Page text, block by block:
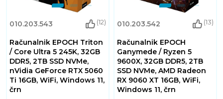
010.203.543 (12)
Računalnik EPOCH Triton
/ Core Ultra 5 245K, 32GB
DDR5, 2TB SSD NVMe,
nVidia GeForce RTX 5060
Ti 16GB, WiFi, Windows 11,
črn
010.203.542 (13)
Računalnik EPOCH
Ganymede / Ryzen 5
9600X, 32GB DDR5, 2TB
SSD NVMe, AMD Radeon
RX 9060 XT 16GB, WiFi,
Windows 11, črn